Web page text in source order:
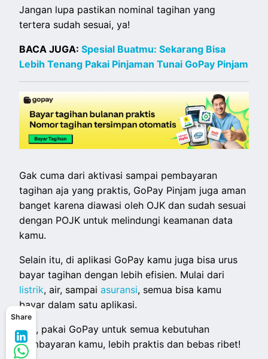
Share
Jangan lupa pastikan nominal tagihan yang
tertera sudah sesuai, ya!
BACA JUGA:Spesial Buatmu: Sekarang Bisa
Lebih Tenang Pakai Pinjaman Tunai GoPay Pinjam
Gak cuma dari aktivasi sampai pembayaran
tagihan aja yang praktis, GoPay Pinjam juga aman
banget karena diawasi oleh OJK dan sudah sesuai
dengan POJK untuk melindungi keamanan data
kamu.
Selain itu, di aplikasi GoPay kamu juga bisa urus
bayar tagihan dengan lebih efisien. Mulai dari
listrik, air, sampaiasuransi, semua bisa kamu
bayar dalam satu aplikasi.
Yuk, pakai GoPay untuk semua kebutuhan
pembayaran kamu, lebih praktis dan bebas ribet!